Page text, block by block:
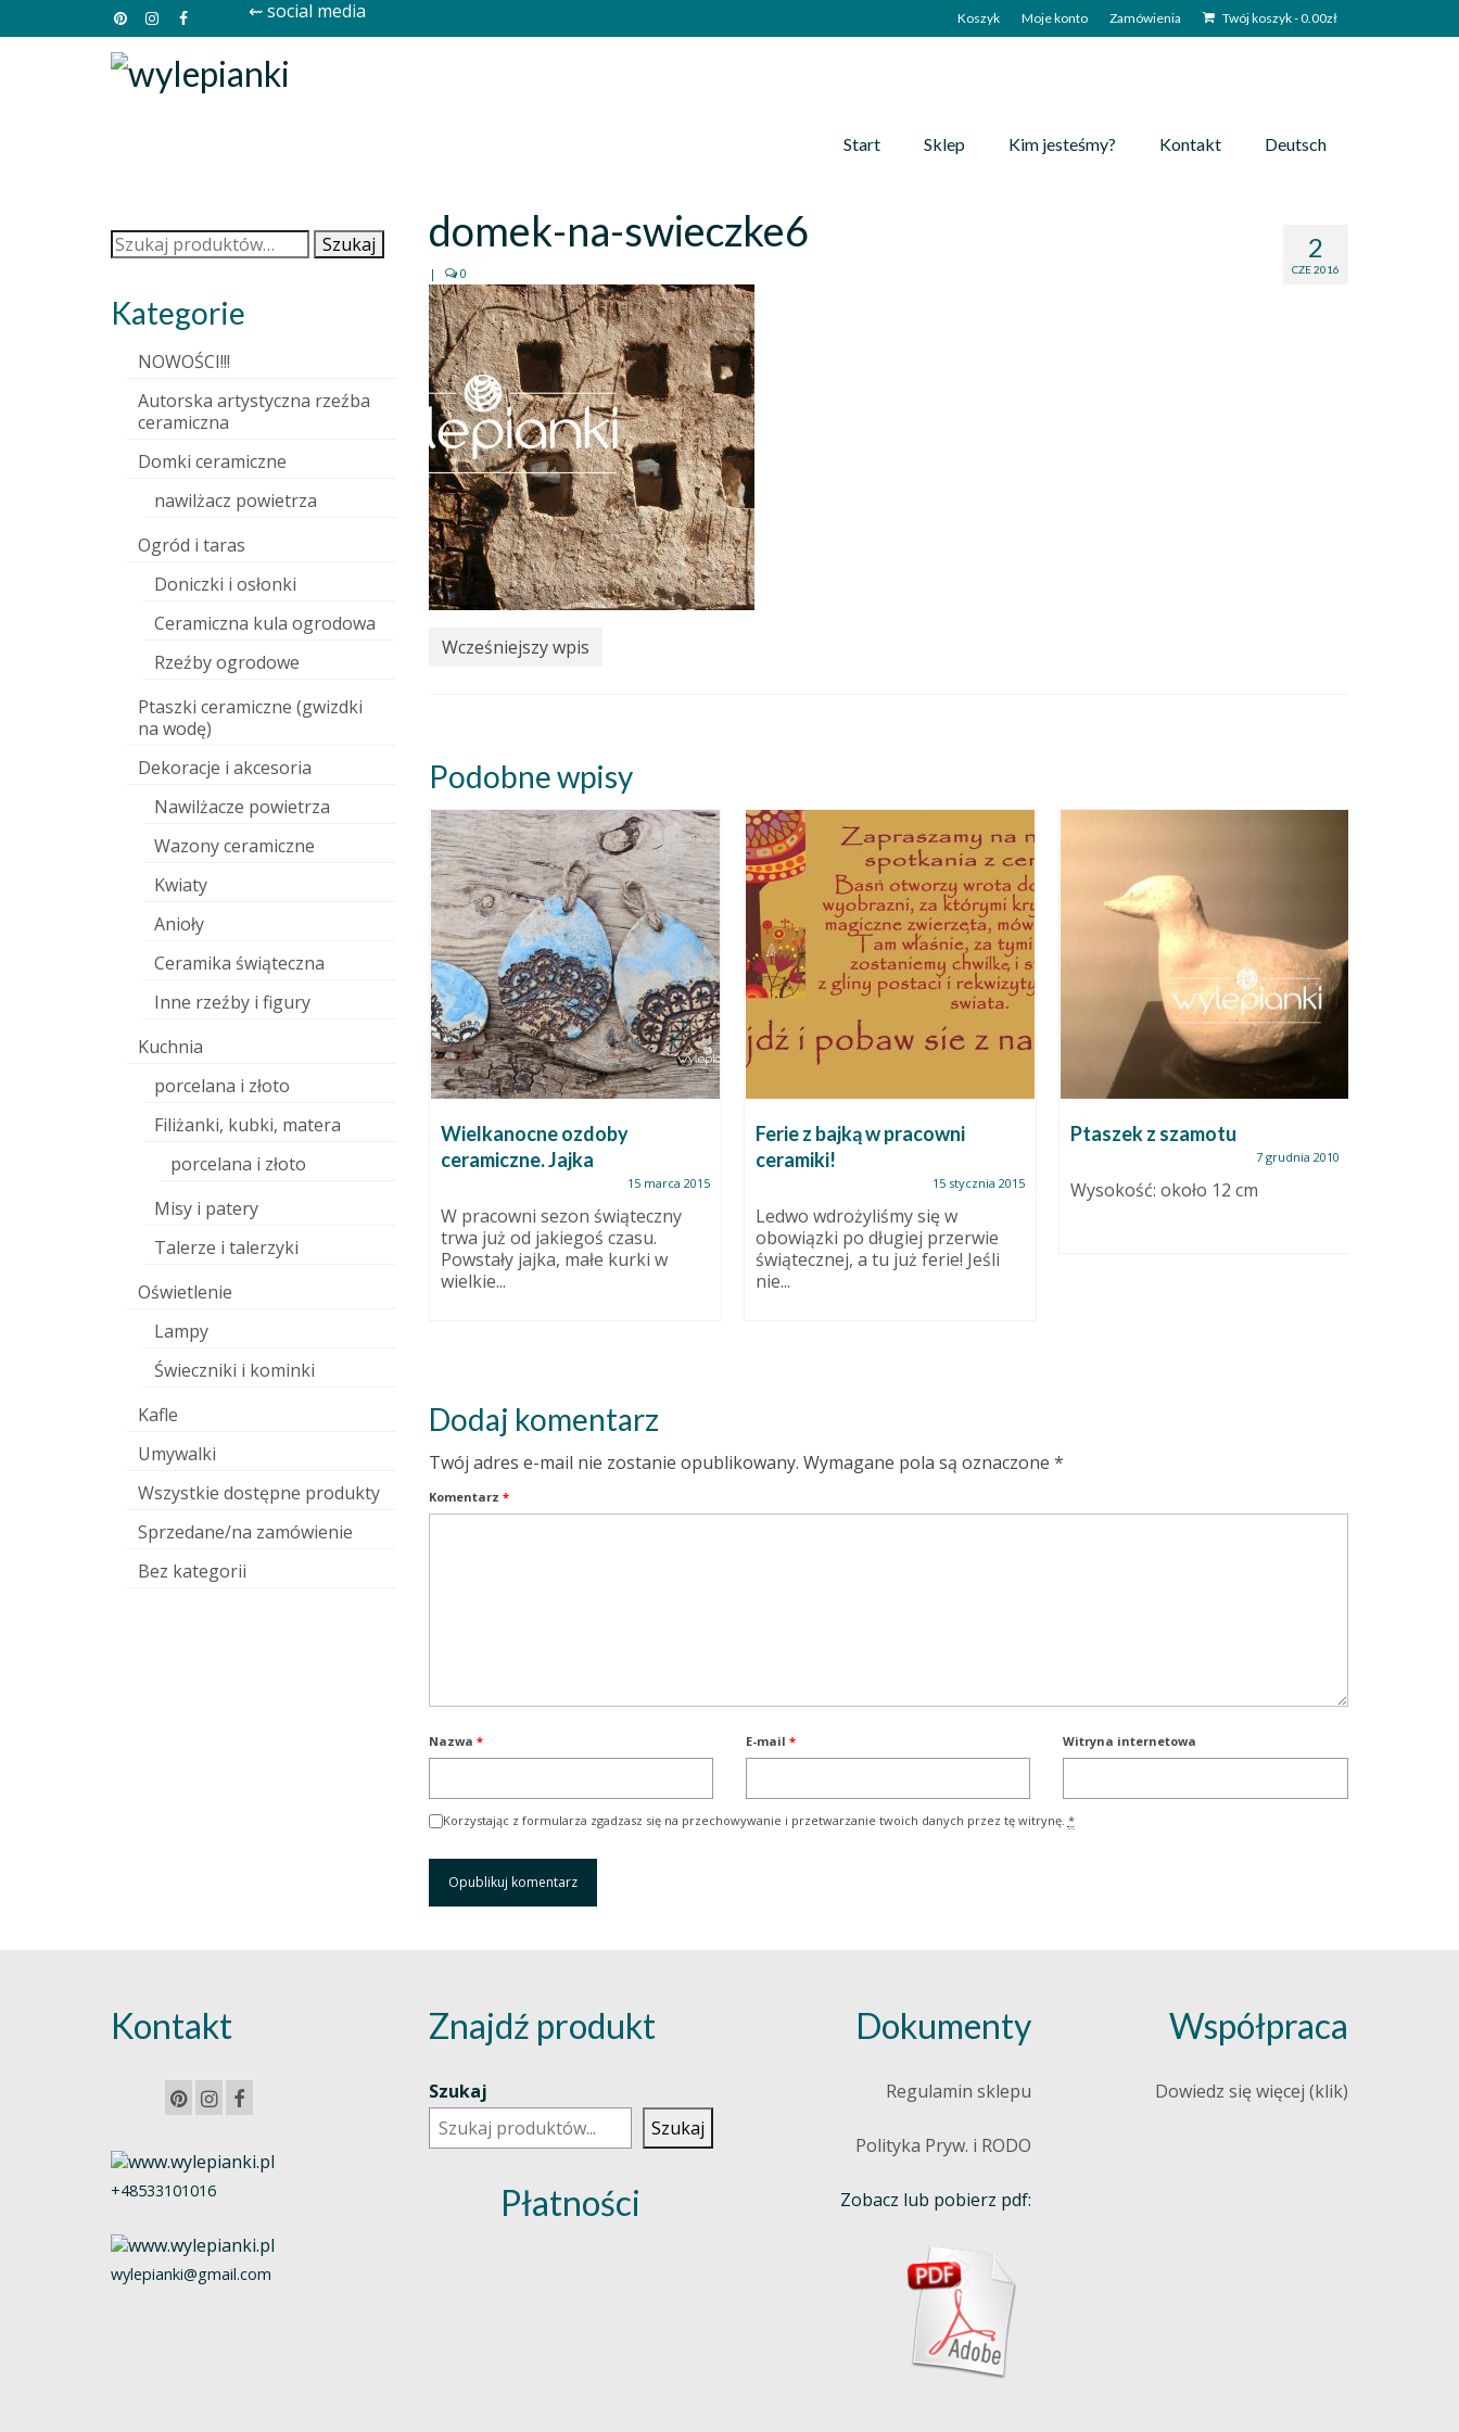
Koszyk Moje konto Zamówienia Twój koszyk-0.00zł
⇜ social media
Start Sklep Kim jesteśmy? Kontakt Deutsch
2
CZE 2016
domek-na-swieczke6
| 0
Wcześniejszy wpis
Podobne wpisy
Lalka Waldorfska
22 września 2015
nieco od ceramiki. Tym razem
którą otrzymała...
Wielkanocne ozdoby
ceramiczne. Jajka
15 marca 2015
W pracowni sezon świąteczny
trwa już od jakiegoś czasu.
Powstały jajka, małe kurki w
wielkie...
Ferie z bajką w pracowni
ceramiki!
15 stycznia 2015
Ledwo wdrożyliśmy się w
obowiązki po długiej przerwie
świątecznej, a tu już ferie! Jeśli
nie...
Ptaszek z szamotu
7 grudnia 2010
Wysokość: około 12 cm
Dodaj komentarz
Twój adres e-mail nie zostanie opublikowany. Wymagane pola są oznaczone *
Komentarz *
Nazwa * E-mail * Witryna internetowa
Korzystając z formularza zgadzasz się na przechowywanie i przetwarzanie twoich danych przez tę witrynę. *
Szukaj: Szukaj
Kategorie
NOWOŚCI!!!
Autorska artystyczna rzeźba
ceramiczna
Domki ceramiczne
nawilżacz powietrza
Ogród i taras
Doniczki i osłonki
Ceramiczna kula ogrodowa
Rzeźby ogrodowe
Ptaszki ceramiczne (gwizdki
na wodę)
Dekoracje i akcesoria
Nawilżacze powietrza
Wazony ceramiczne
Kwiaty
Anioły
Ceramika świąteczna
Inne rzeźby i figury
Kuchnia
porcelana i złoto
Filiżanki, kubki, matera
porcelana i złoto
Misy i patery
Talerze i talerzyki
Oświetlenie
Lampy
Świeczniki i kominki
Kafle
Umywalki
Wszystkie dostępne produkty
Sprzedane/na zamówienie
Bez kategorii
Kontakt
+48533101016
wylepianki@gmail.com
Znajdź produkt
Szukaj
Szukaj
Płatności
Dokumenty
Regulamin sklepu
Polityka Pryw. i RODO
Zobacz lub pobierz pdf:
Współpraca
Dowiedz się więcej (klik)